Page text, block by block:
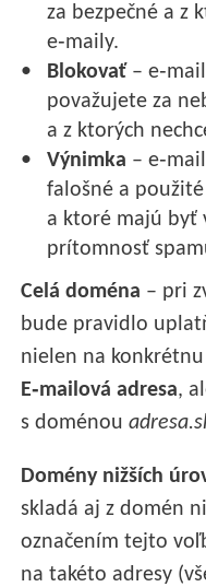
za bezpečné a z
e‑maily.
Blokovať –
považujete za
a z ktorých
Výnimka –
falošné a
a ktoré majú byť
prítomnosť
Celá doména – pri
bude pravidlo
nielen na
E‑mailová adresa,
s doménou
Domény nižších
skladá aj z domén
označením tejto
na takéto adresy